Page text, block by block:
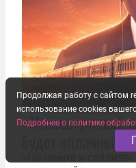
«Многостульный
будет
Продолжая работу с сайтом
использование cookies
Подробнее о политике